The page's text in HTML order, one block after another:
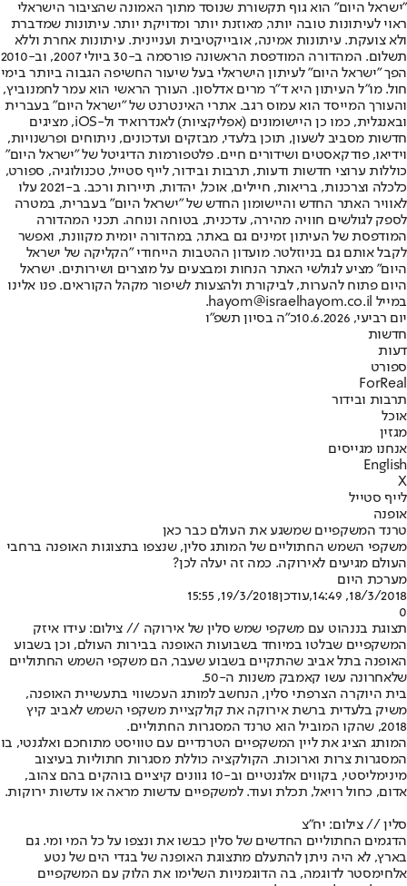
"ישראל היום" הוא גוף תקשורת שנוסד מתוך האמונה שהציבור הישראלי
ראוי לעיתונות טובה יותר, מאוזנת יותר ומדויקת יותר. עיתונות שמדברת
ולא צועקת. עיתונות אמינה, אובייקטיבית ועניינית. עיתונות אחרת וללא
תשלום. המהדורה המודפסת הראשונה פורסמה ב-30 ביולי 2007, וב-2010
הפך "ישראל היום" לעיתון הישראלי בעל שיעור החשיפה הגבוה ביותר בימי
חול. מו"ל העיתון היא ד"ר מרים אדלסון. העורך הראשי הוא עמר לחמנוביץ,
והעורך המייסד הוא עמוס רגב. אתרי האינטרנט של "ישראל היום" בעברית
ובאנגלית, כמו כן היישומונים (אפליקציות) לאנדרואיד ול-iOS, מציגים
חדשות מסביב לשעון, תוכן בלעדי, מבזקים ועדכונים, ניתוחים ופרשנויות,
וידיאו, פודקאסטים ושידורים חיים. פלטפורמות הדיגיטל של "ישראל היום"
כוללות ערוצי חדשות ודעות, תרבות ובידור, לייף סטייל, טכנולוגיה, ספורט,
כלכלה וצרכנות, בריאות, חיילים, אוכל, יהדות, תיירות ורכב. ב-2021 עלו
לאוויר האתר החדש והיישומון החדש של "ישראל היום" בעברית, במטרה
לספק לגולשים חוויה מהירה, עדכנית, בטוחה ונוחה. תכני המהדורה
המודפסת של העיתון זמינים גם באתר, במהדורה יומית מקוונת, ואפשר
לקבל אותם גם בניוזלטר. מועדון ההטבות הייחודי "הקליקה של ישראל
היום" מציע לגולשי האתר הנחות ומבצעים על מוצרים ושירותים. ישראל
היום פתוח להערות, לביקורת ולהצעות לשיפור מקהל הקוראים. פנו אלינו
במייל hayom@israelhayom.co.il.
יום רביעי, 10.6.2026
כ"ה בסיון תשפ"ו
חדשות
דעות
ספורט
ForReal
תרבות ובידור
אוכל
מגזין
אנחנו מגייסים
English
X
לייף סטייל
אופנה
טרנד המשקפיים שמשגע את העולם כבר כאן
משקפי השמש החתוליים של המותג סלין, שנצפו בתצוגות האופנה ברחבי
העולם מגיעים לאירוקה. כמה זה יעלה לכן?
מערכת היום
18/3/2018, 14:49
,עודכן19/3/2018, 15:55
0
תצוגת בננהוט עם משקפי שמש סלין של אירוקה // צילום: עידו איזק
המשקפיים שבלטו במיוחד בשבועות האופנה בבירות העולם, וכן בשבוע
האופנה בתל אביב שהתקיים בשבוע שעבר, הם משקפי השמש החתוליים
שלאחרונה עשו קאמבק משנות ה-50.
בית היוקרה הצרפתי סלין, הנחשב למותג העכשווי בתעשיית האופנה,
משיק בלעדית ברשת אירוקה את קולקציית משקפי השמש לאביב קיץ
2018, שהקו המוביל הוא טרנד המסגרות החתוליים.
המותג הציג את ליין המשקפיים הטרנדיים עם טוויסט מתוחכם ואלגנטי, בו
המסגרות צרות וארוכות. הקולקציה כוללת מסגרות חתוליות בעיצוב
מינימליסטי, בקווים אלגנטיים וב-10 גוונים קיציים בוהקים בהם צהוב,
אדום, כחול רויאל, תכלת ועוד. למשקפיים עדשות מראה או עדשות ירוקות.
סלין // צילום: יח"צ
הדגמים החתוליים החדשים של סלין כבשו את ונצפו על כל המי ומי. גם
בארץ, לא היה ניתן להתעלם מתצוגת האופנה של בגדי הים של נטע
אלחימסטר לדוגמה, בה הדוגמניות השלימו את הלוק עם המשקפיים